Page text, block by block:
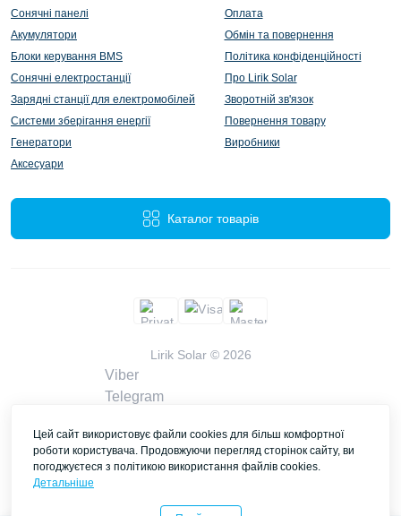
Сонячні панелі
Акумулятори
Блоки керування BMS
Сонячні електростанції
Зарядні станції для електромобілей
Системи зберігання енергії
Генератори
Аксесуари
Оплата
Обмін та повернення
Політика конфіденційності
Про Lirik Solar
Зворотній зв'язок
Повернення товару
Виробники
Каталог товарів
Lirik Solar © 2026
Viber
Telegram
liriksolarcompany@gmail.com
Замовити дзвінок
Цей сайт використовує файли cookies для більш комфортної
роботи користувача. Продовжуючи перегляд сторінок сайту, ви
погоджуєтеся з політикою використання файлів cookies.
Детальніше